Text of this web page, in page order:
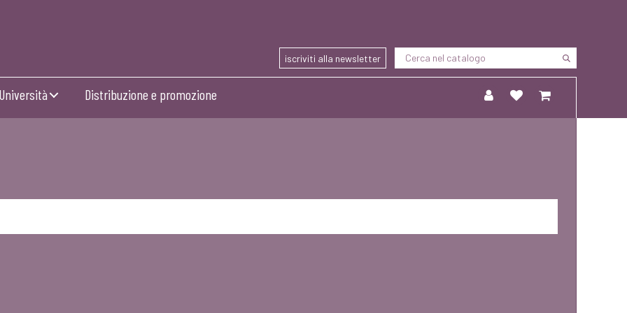
iscriviti alla newsletter
Distribuzione e promozione